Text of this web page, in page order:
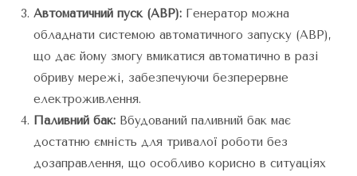
Автоматичний пуск (АВР): Генератор можна
обладнати системою автоматичного запуску (АВР),
що дає йому змогу вмикатися автоматично в разі
обриву мережі, забезпечуючи безперервне
електроживлення.
Паливний бак: Вбудований паливний бак має
достатню ємність для тривалої роботи без
дозаправлення, що особливо корисно в ситуаціях